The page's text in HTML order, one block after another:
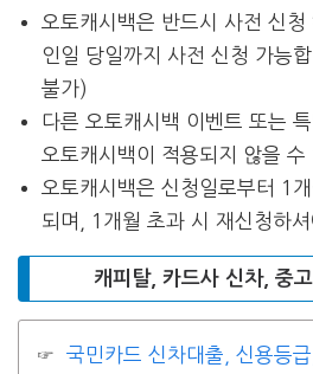
오토캐시백은 반드시 사전 신
인일 당일까지 사전 신청 가능
불가)
다른 오토캐시백 이벤트 또는
오토캐시백이 적용되지 않을 수
오토캐시백은 신청일로부터 1
되며, 1개월 초과 시 재신청하셔
캐피탈, 카드사 신차, 중
국민카드 신차대출, 신용등